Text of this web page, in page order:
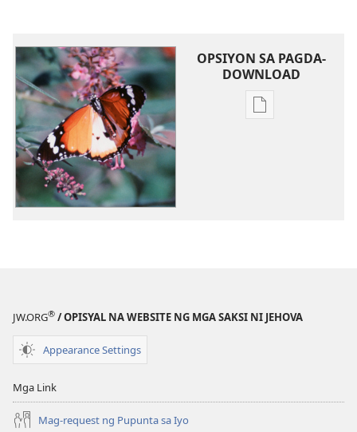
OPSIYON SA PAGDA-
DOWNLOAD
Opsiyon
Kapag
JW.ORG® / OPISYAL NA WEBSITE NG MGA SAKSI NI JEHOVA
Appearance Settings
Mga Link
Mag-request ng Pupunta sa Iyo